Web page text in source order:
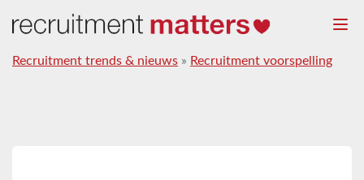
Recruitment trends & nieuws » Recruitment voorspelling